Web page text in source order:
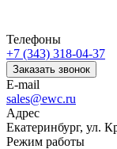
Телефоны
+7 (343) 318-04-37
Заказать звонок
E-mail
sales@ewc.ru
Адрес
Екатеринбург, ул.
Режим работы